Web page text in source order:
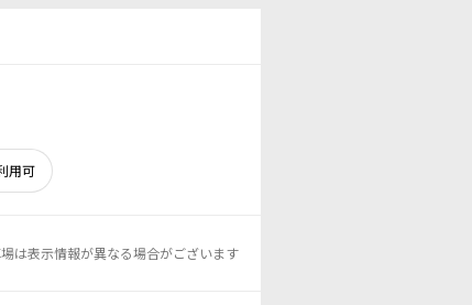
用可
は表示情報が異なる場合がございます